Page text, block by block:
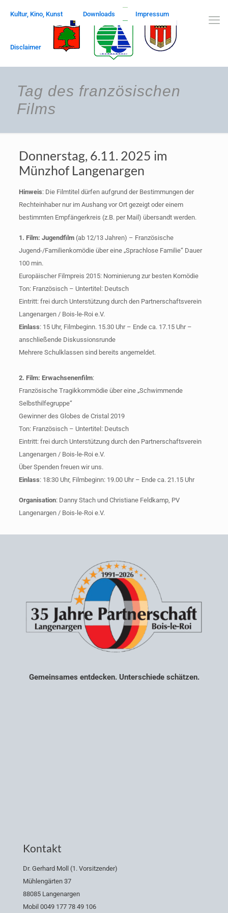
Kultur, Kino, Kunst Downloads Impressum
Disclaimer
Tag des französischen
Films
Donnerstag, 6.11. 2025 im
Münzhof Langenargen
Hinweis: Die Filmtitel dürfen aufgrund der Bestimmungen der
Rechteinhaber nur im Aushang vor Ort gezeigt oder einem
bestimmten Empfängerkreis (z.B. per Mail) übersandt werden.
1. Film: Jugendfilm(ab 12/13 Jahren) – Französische
Jugend-/Familienkomödie über eine „Sprachlose Familie“ Dauer
100 min.
Europäischer Filmpreis 2015: Nominierung zur besten Komödie
Ton: Französisch – Untertitel: Deutsch
Eintritt: frei durch Unterstützung durch den Partnerschaftsverein
Langenargen / Bois-le-Roi e.V.
Einlass: 15 Uhr, Filmbeginn. 15.30 Uhr – Ende ca. 17.15 Uhr –
anschließende Diskussionsrunde
Mehrere Schulklassen sind bereits angemeldet.
2. Film: Erwachsenenfilm:
Französische Tragikkommödie über eine „Schwimmende
Selbsthilfegruppe“
Gewinner des Globes de Cristal 2019
Ton: Französisch – Untertitel: Deutsch
Eintritt: frei durch Unterstützung durch den Partnerschaftsverein
Langenargen / Bois-le-Roi e.V.
Über Spenden freuen wir uns.
Einlass: 18:30 Uhr, Filmbeginn: 19.00 Uhr – Ende ca. 21.15 Uhr
Organisation: Danny Stach und Christiane Feldkamp, PV
Langenargen / Bois-le-Roi e.V.
Gemeinsames entdecken. Unterschiede schätzen.
Kontakt
Dr. Gerhard Moll (1. Vorsitzender)
Mühlengärten 37
88085 Langenargen
Mobil 0049 177 78 49 106